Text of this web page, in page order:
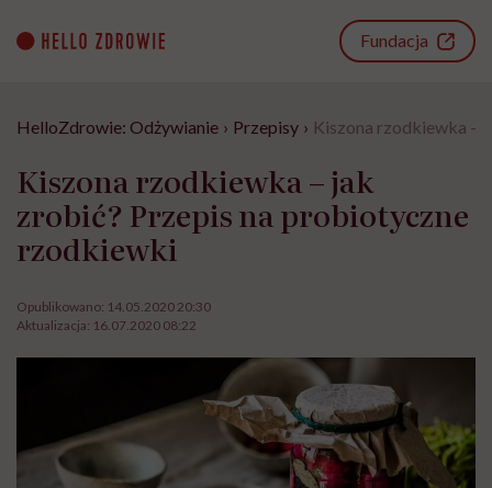
content
Fundacja
HelloZdrowie: Odżywianie › Przepisy › Kiszona rzodkiewka –
Kiszona rzodkiewka – jak
zrobić? Przepis na probiotyczne
rzodkiewki
Opublikowano: 14.05.2020 20:30
Aktualizacja: 16.07.2020 08:22